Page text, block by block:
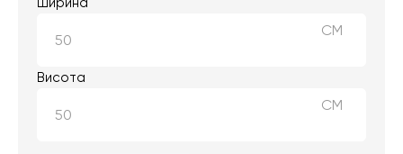
СМ
Висота
СМ